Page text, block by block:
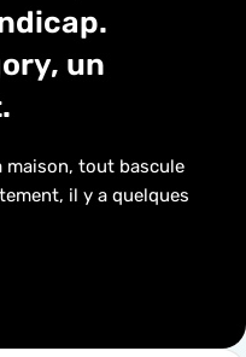
un
maison, tout bascule
il y a quelques